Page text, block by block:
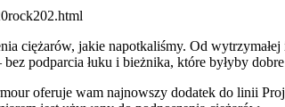
ciężarów, jakie napotkaliśmy. Od
podparcia łuku i bieżnika, które byłyby
oferuje wam najnowszy dodatek do linii